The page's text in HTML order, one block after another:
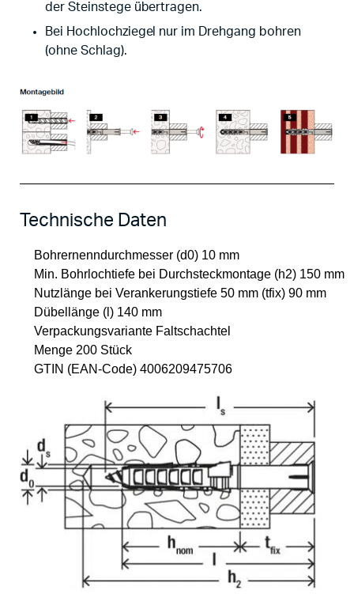
der Steinstege übertragen.
Bei Hochlochziegel nur im Drehgang bohren
(ohne Schlag).
Technische Daten
Bohrernenndurchmesser (d0) 10 mm
Min. Bohrlochtiefe bei Durchsteckmontage (h2) 150 mm
Nutzlänge bei Verankerungstiefe 50 mm (tfix) 90 mm
Dübellänge (l) 140 mm
Verpackungsvariante Faltschachtel
Menge 200 Stück
GTIN (EAN-Code) 4006209475706